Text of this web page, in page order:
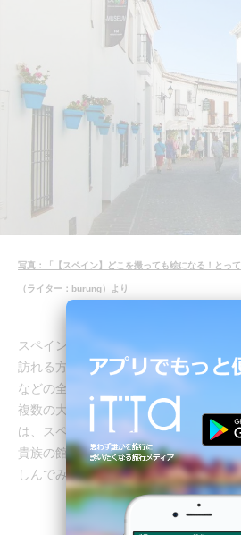
写真：「【スペイン】どこを撮っても絵になる！とっ
（ライター：burung）より
スペイン旅行といえば、芸術の街バル
訪れる方が多いかと思いますが、バス
などの全く雰囲気が異なるエリアも見逃
複数の大都市を回るのではなく1箇所
は、スペインならではの宿泊施設「パ
貴族の館など、歴史的建造物を改装し
しんでみてはいかがでしょうか。